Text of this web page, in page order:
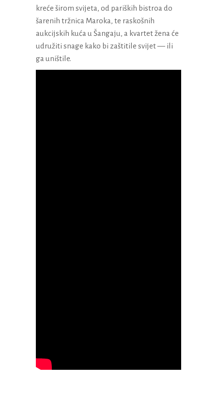
kreće širom svijeta, od pariških bistroa do
šarenih tržnica Maroka, te raskošnih
aukcijskih kuća u Šangaju, a kvartet žena će
udružiti snage kako bi zaštitile svijet — ili
ga uništile.